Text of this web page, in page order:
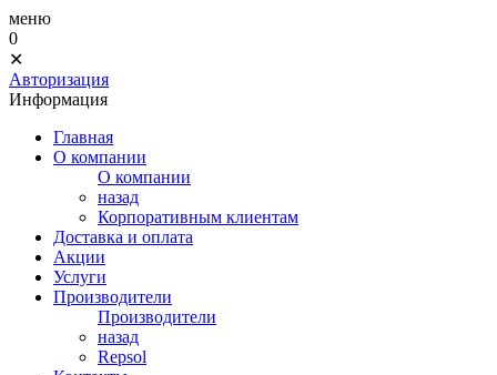
меню
0
✕
Авторизация
Информация
Главная
О компании
О компании
назад
Корпоративным клиентам
Доставка и оплата
Акции
Услуги
Производители
Производители
назад
Repsol